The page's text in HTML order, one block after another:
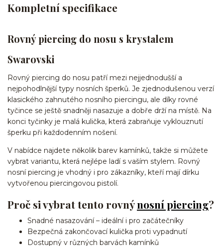
Kompletní specifikace
Rovný piercing do nosu s krystalem
Swarovski
Rovný piercing do nosu patří mezi nejjednodušší a
nejpohodlnější typy nosních šperků. Je zjednodušenou verzí
klasického zahnutého nosního piercingu, ale díky rovné
tyčince se ještě snadněji nasazuje a dobře drží na místě. Na
konci tyčinky je malá kulička, která zabraňuje vyklouznutí
šperku při každodenním nošení.
V nabídce najdete několik barev kamínků, takže si můžete
vybrat variantu, která nejlépe ladí s vaším stylem. Rovný
nosní piercing je vhodný i pro zákazníky, kteří mají dírku
vytvořenou piercingovou pistolí.
Proč si vybrat tento rovnýnosní piercing?
Snadné nasazování – ideální i pro začátečníky
Bezpečná zakončovací kulička proti vypadnutí
Dostupný v různých barvách kamínků